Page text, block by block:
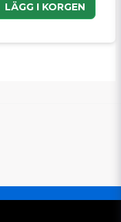
LÄGG I KORGEN